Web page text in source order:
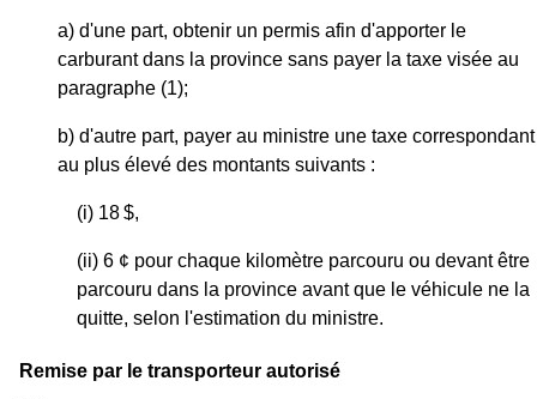
a) d'une part, obtenir un permis afin d'apporter le
carburant dans la province sans payer la taxe visée au
paragraphe (1);
b) d'autre part, payer au ministre une taxe correspondant
au plus élevé des montants suivants :
(i) 18 $,
(ii) 6 ¢ pour chaque kilomètre parcouru ou devant être
parcouru dans la province avant que le véhicule ne la
quitte, selon l'estimation du ministre.
Remise par le transporteur autorisé